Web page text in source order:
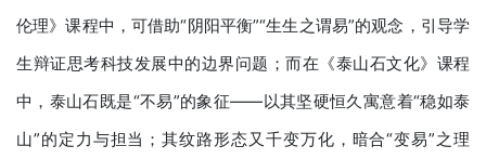
伦理》课程中，可借助“阴阳平衡”“生生之谓易”的观念，引导学
生辩证思考科技发展中的边界问题；而在《泰山石文化》课程
中，泰山石既是“不易”的象征——以其坚硬恒久寓意着“稳如泰
山”的定力与担当；其纹路形态又千变万化，暗合“变易”之理